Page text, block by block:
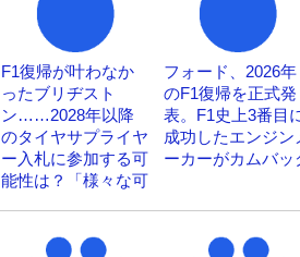
F1復帰が叶わなか
ったブリヂスト
ン……2028年以降
のタイヤサプライヤ
ー入札に参加する可
能性は？「様々な可
F1再挑戦は明言せ
フォード、2026年
のF1復帰を正式発
表。F1史上3番目
成功したエンジン
ーカーがカムバッ